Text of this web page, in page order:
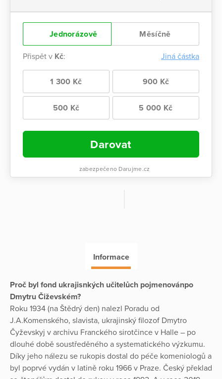
Jednorázově Měsíčně
Přispět v Kč: Jiná částka
1 300 Kč 900 Kč
500 Kč 5 000 Kč
Darovat
zabezpečeno Darujme.cz
Informace
Proč byl fond ukrajisnkých učitelůch pojmenovánpo
Dmytru Čiževském?
Roku 1934 (na Štědrý den) nalezl Poradu od
J.A.Komenského, slavista, ukrajinský filozof Dmytro
Čyževskyj v archivu Franckého sirotčince v Halle – po
dlouhé době soustředěného a systematického výzkumu.
Díky jeho nálezu se rukopis dostal do péče komeniologů a
byl poprvé vydán v latině roku 1966 v Praze. Český překlad